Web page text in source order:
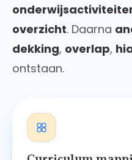
overzicht. Daarna
dekking, overlap,
ontstaan.